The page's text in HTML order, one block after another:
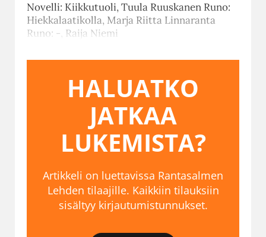
Novelli: Kiikkutuoli, Tuula Ruuskanen Runo:
Hiekkalaatikolla, ​​​​​​​Marja Riitta Linnaranta
Runo: -, Raija Niemi
HALUATKO
JATKAA
LUKEMISTA?
Artikkeli on luettavissa Rantasalmen
Lehden tilaajille. Kaikkiin tilauksiin
sisältyy kirjautumistunnukset.